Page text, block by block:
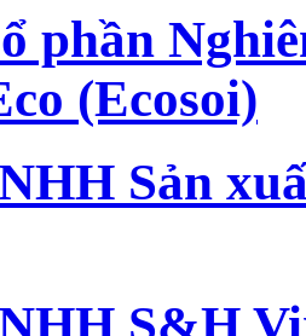
phần
(Ecosoi)
Sản
S&H